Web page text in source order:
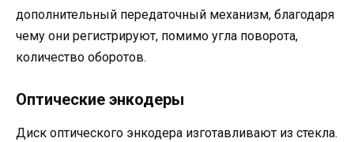
дополнительный передаточный механизм, благодаря
чему они регистрируют, помимо угла поворота,
количество оборотов.
Оптические энкодеры
Диск оптического энкодера изготавливают из стекла.